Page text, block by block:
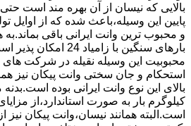
بالایی که نیسان از آن بهره مند است حتی
پایین این وسیله،باعث شده که از اوایل
و محبوب ترین وانت ایرانی باقی
بارهای سنگین با
محبوبیت این وسیله نقیله در شرکت
استحکام و جان سختی وانت پیکان نیز
کیلوگرم بار به صورت استاندارد،از
است.البته همانند نیسان،وانت پیکان نیز